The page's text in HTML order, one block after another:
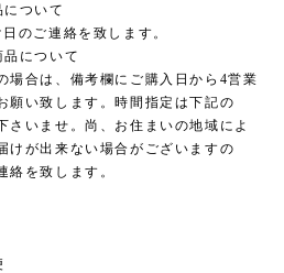
ついて
のご連絡を致します。
について
場合は、備考欄にご購入日から4営業
願い致します。時間指定は下記の
さいませ。尚、お住まいの地域によ
けが出来ない場合がございますの
絡を致します。